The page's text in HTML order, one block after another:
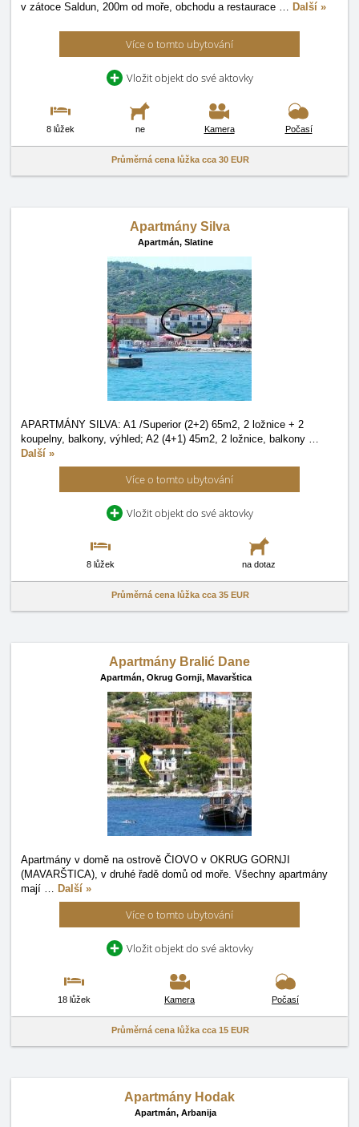
v zátoce Saldun, 200m od moře, obchodu a restaurace … Další »
Více o tomto ubytování
Vložit objekt do své aktovky
8 lůžek ne Kamera Počasí
Průměrná cena lůžka cca 30 EUR
Apartmány Silva
Apartmán, Slatine
APARTMÁNY SILVA: A1 /Superior (2+2) 65m2, 2 ložnice + 2
koupelny, balkony, výhled; A2 (4+1) 45m2, 2 ložnice, balkony …
Další »
Více o tomto ubytování
Vložit objekt do své aktovky
8 lůžek na dotaz
Průměrná cena lůžka cca 35 EUR
Apartmány Bralić Dane
Apartmán, Okrug Gornji, Mavarštica
Apartmány v domě na ostrově ČIOVO v OKRUG GORNJI
(MAVARŠTICA), v druhé řadě domů od moře. Všechny apartmány
mají … Další »
Více o tomto ubytování
Vložit objekt do své aktovky
18 lůžek Kamera Počasí
Průměrná cena lůžka cca 15 EUR
Apartmány Hodak
Apartmán, Arbanija